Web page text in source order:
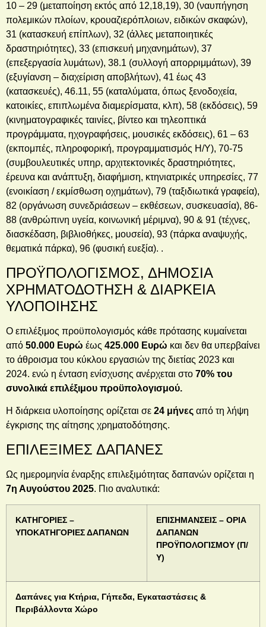
10 – 29 (μεταποίηση εκτός από 12,18,19), 30 (ναυπήγηση
πολεμικών πλοίων, κρουαζιερόπλοιων, ειδικών σκαφών),
31 (κατασκευή επίπλων), 32 (άλλες μεταποιητικές
δραστηριότητες), 33 (επισκευή μηχανημάτων), 37
(επεξεργασία λυμάτων), 38.1 (συλλογή απορριμμάτων), 39
(εξυγίανση – διαχείριση αποβλήτων), 41 έως 43
(κατασκευές), 46.11, 55 (καταλύματα, όπως ξενοδοχεία,
κατοικίες, επιπλωμένα διαμερίσματα, κλπ), 58 (εκδόσεις), 59
(κινηματογραφικές ταινίες, βίντεο και τηλεοπτικά
προγράμματα, ηχογραφήσεις, μουσικές εκδόσεις), 61 – 63
(εκπομπές, πληροφορική, προγραμματισμός Η/Υ), 70-75
(συμβουλευτικές υπηρ, αρχιτεκτονικές δραστηριότητες,
έρευνα και ανάπτυξη, διαφήμιση, κτηνιατρικές υπηρεσίες, 77
(ενοικίαση / εκμίσθωση οχημάτων), 79 (ταξιδιωτικά γραφεία),
82 (οργάνωση συνεδριάσεων – εκθέσεων, συσκευασία), 86-
88 (ανθρώπινη υγεία, κοινωνική μέριμνα), 90 & 91 (τέχνες,
διασκέδαση, βιβλιοθήκες, μουσεία), 93 (πάρκα αναψυχής,
θεματικά πάρκα), 96 (φυσική ευεξία). .
ΠΡΟΫΠΟΛΟΓΙΣΜΟΣ, ΔΗΜΟΣΙΑ
ΧΡΗΜΑΤΟΔΟΤΗΣΗ & ΔΙΑΡΚΕΙΑ
ΥΛΟΠΟΙΗΣΗΣ
Ο επιλέξιμος προϋπολογισμός κάθε πρότασης κυμαίνεται
από 50.000 Ευρώ έως 425.000 Ευρώ και δεν θα υπερβαίνει
το άθροισμα του κύκλου εργασιών της διετίας 2023 και
2024. ενώ η ένταση ενίσχυσης ανέρχεται στο 70% του
συνολικά επιλέξιμου προϋπολογισμού.
Η διάρκεια υλοποίησης ορίζεται σε 24 μήνες από τη λήψη
έγκρισης της αίτησης χρηματοδότησης.
ΕΠΙΛΕΞΙΜΕΣ ΔΑΠΑΝΕΣ
Ως ημερομηνία έναρξης επιλεξιμότητας δαπανών ορίζεται η
7η Αυγούστου 2025. Πιο αναλυτικά:
ΚΑΤΗΓΟΡΙΕΣ –
ΥΠΟΚΑΤΗΓΟΡΙΕΣ ΔΑΠΑΝΩΝ
ΕΠΙΣΗΜΑΝΣΕΙΣ – ΟΡΙΑ
ΔΑΠΑΝΩΝ
ΠΡΟΫΠΟΛΟΓΙΣΜΟΥ (Π/
Υ)
Δαπάνες για Κτήρια, Γήπεδα, Εγκαταστάσεις &
Περιβάλλοντα Χώρο